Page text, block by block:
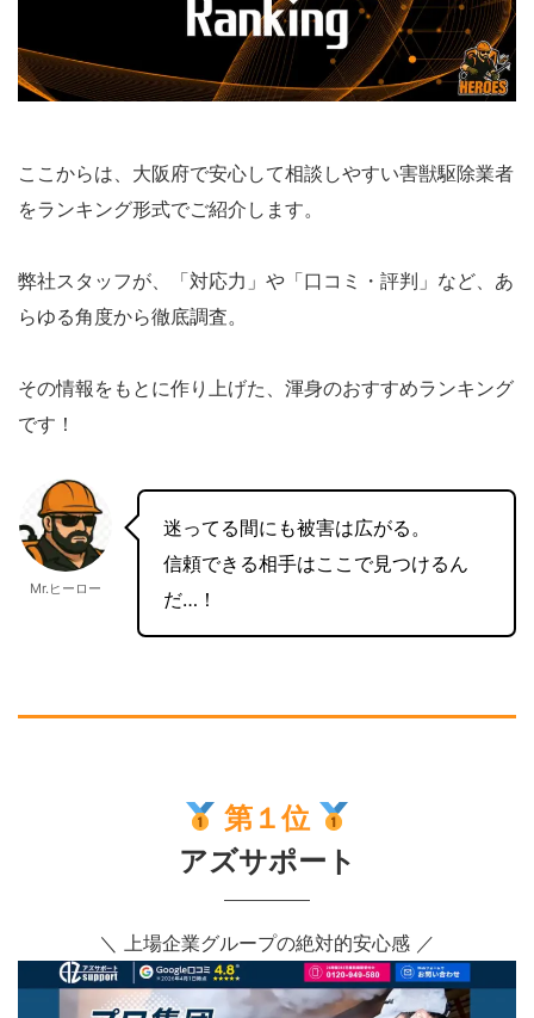
ここからは、大阪府で安心して相談しやすい害獣駆除業者
をランキング形式でご紹介します。
弊社スタッフが、「対応力」や「口コミ・評判」など、あ
らゆる角度から徹底調査。
その情報をもとに作り上げた、渾身のおすすめランキング
です！
Mr.ヒーロー
迷ってる間にも被害は広がる。
信頼できる相手はここで見つけるん
だ…！
第１位
アズサポート
＼ 上場企業グループの絶対的安心感 ／